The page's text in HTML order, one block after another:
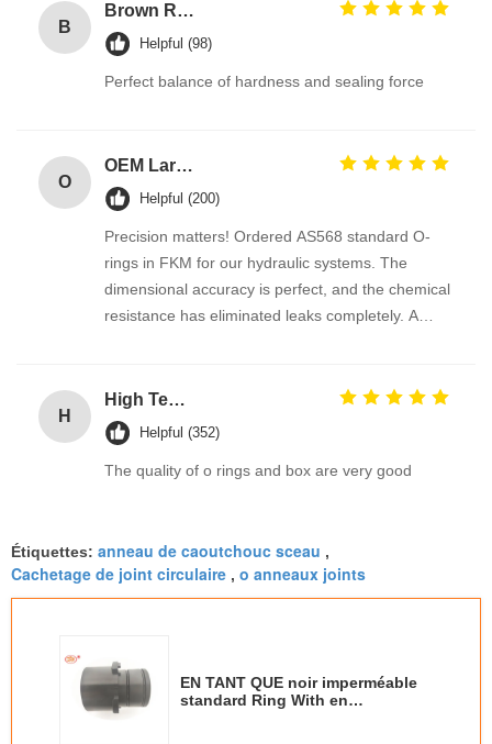
B
Brown Reddish FPM 90A High Pressure Resistance FKM O Ring Hydraulic Seals Manufacturer
Helpful (98)
Perfect balance of hardness and sealing force
O
OEM Large Sizes Metric Inch Oring
Helpful (200)
Precision matters! Ordered AS568 standard O-
rings in FKM for our hydraulic systems. The
dimensional accuracy is perfect, and the chemical
resistance has eliminated leaks completely. A
H
High Temp Silicone Metric Custom O Ring Seals Assortment Kit High Durable oring kits Manufacturer
Helpful (352)
The quality of o rings and box are very good
Étiquettes: anneau de caoutchouc sceau ,
Cachetage de joint circulaire , o anneaux joints
EN TANT QUE noir imperméable
standard Ring With en